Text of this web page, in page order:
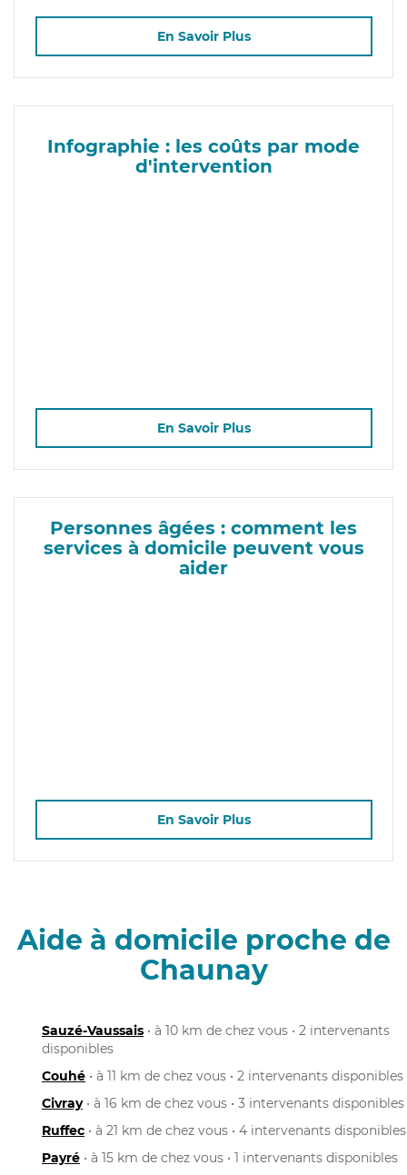
En Savoir Plus
Infographie : les coûts par mode
d'intervention
En Savoir Plus
Personnes âgées : comment les
services à domicile peuvent vous
aider
En Savoir Plus
Aide à domicile proche de
Chaunay
Sauzé-Vaussais • à 10 km de chez vous • 2 intervenants
disponibles
Couhé • à 11 km de chez vous • 2 intervenants disponibles
Civray• à 16 km de chez vous • 3 intervenants disponibles
Ruffec • à 21 km de chez vous • 4 intervenants disponibles
Payré • à 15 km de chez vous • 1 intervenants disponibles